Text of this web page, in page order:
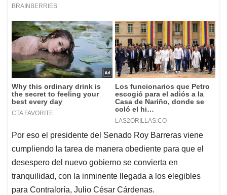
Por eso el presidente del Senado Roy Barreras viene
cumpliendo la tarea de manera obediente para que el
desespero del nuevo gobierno se convierta en
tranquilidad, con la inminente llegada a los elegibles
para Contraloría, Julio César Cárdenas.